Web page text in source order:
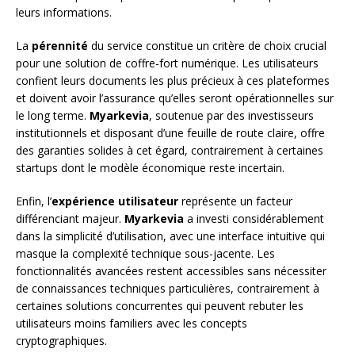
leurs informations.
La pérennité du service constitue un critère de choix crucial
pour une solution de coffre-fort numérique. Les utilisateurs
confient leurs documents les plus précieux à ces plateformes
et doivent avoir l’assurance qu’elles seront opérationnelles sur
le long terme. Myarkevia, soutenue par des investisseurs
institutionnels et disposant d’une feuille de route claire, offre
des garanties solides à cet égard, contrairement à certaines
startups dont le modèle économique reste incertain.
Enfin, l’expérience utilisateur représente un facteur
différenciant majeur. Myarkevia a investi considérablement
dans la simplicité d’utilisation, avec une interface intuitive qui
masque la complexité technique sous-jacente. Les
fonctionnalités avancées restent accessibles sans nécessiter
de connaissances techniques particulières, contrairement à
certaines solutions concurrentes qui peuvent rebuter les
utilisateurs moins familiers avec les concepts
cryptographiques.